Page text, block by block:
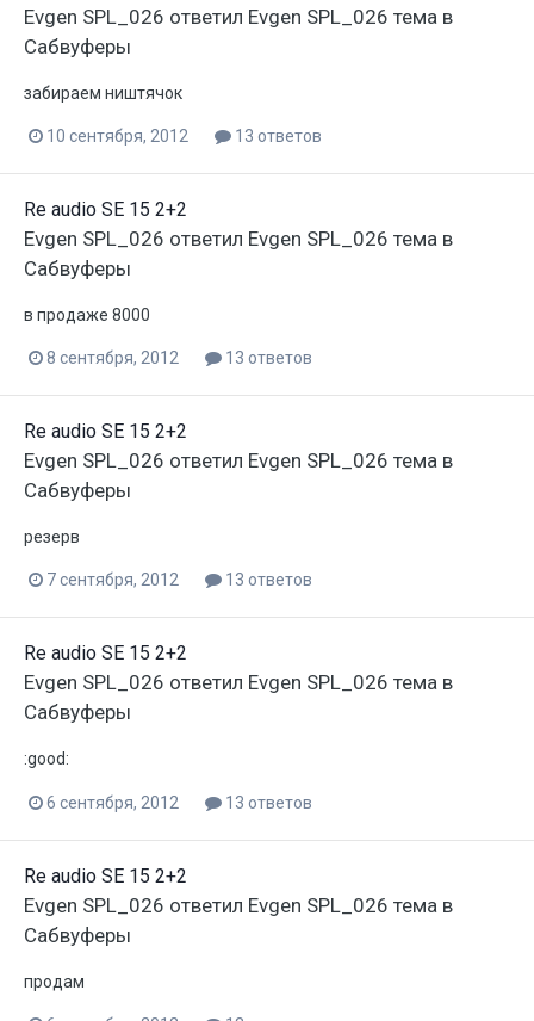
Evgen SPL_026 ответил Evgen SPL_026 тема в
Сабвуферы
забираем ништячок
10 сентября, 2012 13 ответов
Re audio SE 15 2+2
Evgen SPL_026 ответил Evgen SPL_026 тема в
Сабвуферы
в продаже 8000
8 сентября, 2012 13 ответов
Re audio SE 15 2+2
Evgen SPL_026 ответил Evgen SPL_026 тема в
Сабвуферы
резерв
7 сентября, 2012 13 ответов
Re audio SE 15 2+2
Evgen SPL_026 ответил Evgen SPL_026 тема в
Сабвуферы
:good:
6 сентября, 2012 13 ответов
Re audio SE 15 2+2
Evgen SPL_026 ответил Evgen SPL_026 тема в
Сабвуферы
продам